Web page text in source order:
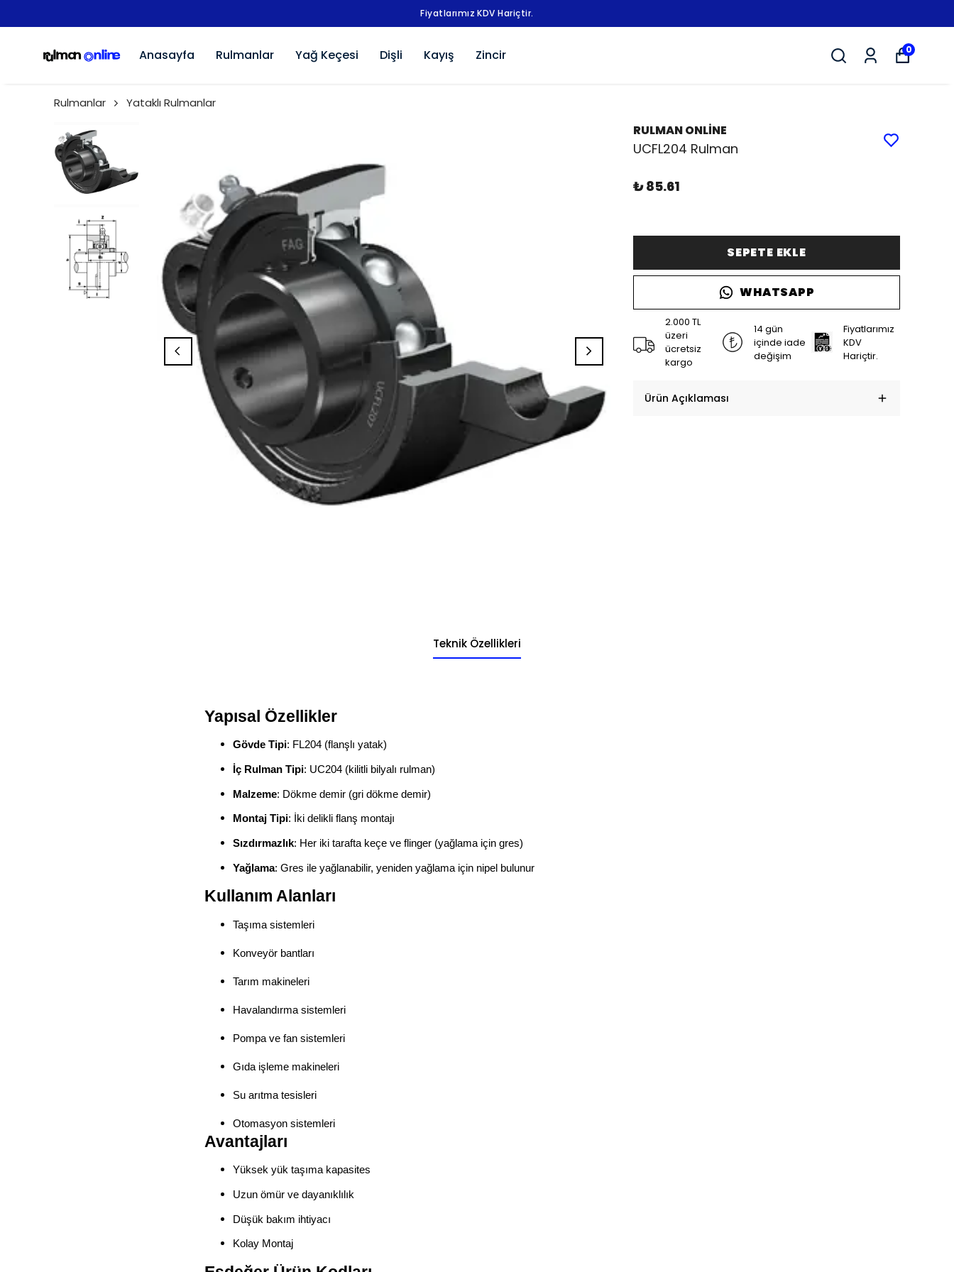
Fiyatlarımız KDV Hariçtir.
Anasayfa Rulmanlar Yağ Keçesi Dişli Kayış Zincir 0
Rulmanlar Yataklı Rulmanlar
RULMAN ONLİNE
UCFL204 Rulman
₺ 85.61
SEPETE EKLE
WHATSAPP
2.000 TL
üzeri
ücretsiz
kargo
14 gün
içinde iade
değişim
Fiyatlarımız
KDV
Hariçtir.
Ürün Açıklaması
Teknik Özellikleri
Yapısal Özellikler
Gövde Tipi: FL204 (flanşlı yatak)
İç Rulman Tipi: UC204 (kilitli bilyalı rulman)
Malzeme: Dökme demir (gri dökme demir)
Montaj Tipi: İki delikli flanş montajı
Sızdırmazlık: Her iki tarafta keçe ve flinger (yağlama için gres)
Yağlama: Gres ile yağlanabilir, yeniden yağlama için nipel bulunur
Kullanım Alanları
Taşıma sistemleri
Konveyör bantları
Tarım makineleri
Havalandırma sistemleri
Pompa ve fan sistemleri
Gıda işleme makineleri
Su arıtma tesisleri
Otomasyon sistemleri
Avantajları
Yüksek yük taşıma kapasites
Uzun ömür ve dayanıklılık
Düşük bakım ihtiyacı
Kolay Montaj